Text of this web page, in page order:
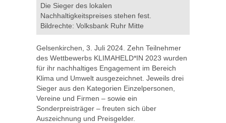
Die Sieger des lokalen
Nachhaltigkeitspreises stehen fest.
Bildrechte: Volksbank Ruhr Mitte
Gelsenkirchen, 3. Juli 2024. Zehn Teilnehmer
des Wettbewerbs KLIMAHELD*IN 2023 wurden
für ihr nachhaltiges Engagement im Bereich
Klima und Umwelt ausgezeichnet. Jeweils drei
Sieger aus den Kategorien Einzelpersonen,
Vereine und Firmen – sowie ein
Sonderpreisträger – freuten sich über
Auszeichnung und Preisgelder.